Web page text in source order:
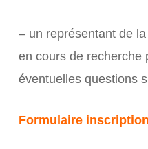
– un représentant de
en cours de recherche
éventuelles questions
Formulaireinscription